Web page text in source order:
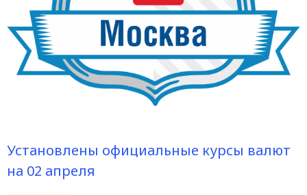
Установлены официальные курсы валют
на 02 апреля